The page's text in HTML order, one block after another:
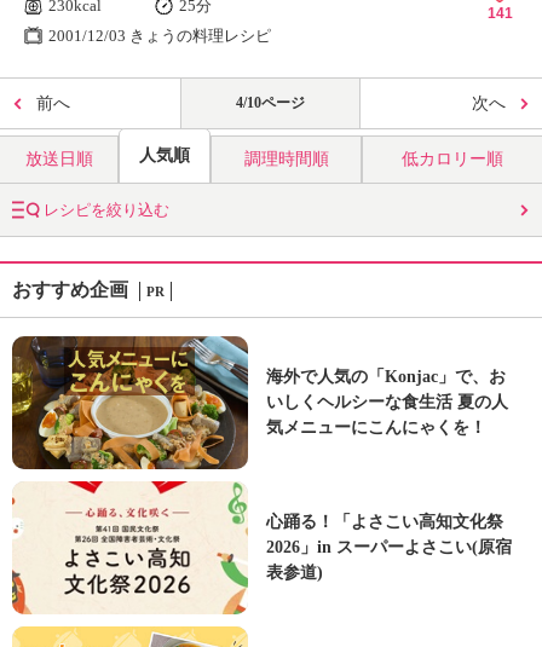
230kcal
25分
2001/12/03 きょうの料理レシピ
141
前へ 4/10ページ 次へ
放送日順 人気順 調理時間順 低カロリー順
レシピを絞り込む
おすすめ企画 PR
海外で人気の「Konjac」で、お
いしくヘルシーな食生活 夏の人
気メニューにこんにゃくを！
心踊る！「よさこい高知文化祭
2026」in スーパーよさこい(原宿
表参道)